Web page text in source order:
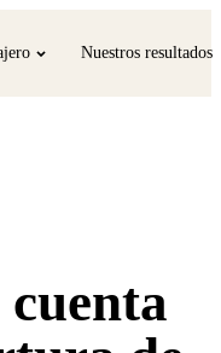
Nuestros resultados